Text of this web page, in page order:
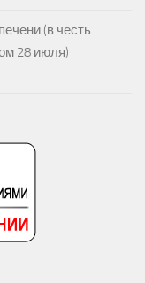
(в честь
28 июля)